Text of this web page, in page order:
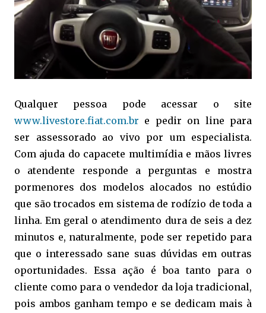
Qualquer pessoa pode acessar o site
www.livestore.fiat.com.br e pedir on line para
ser assessorado ao vivo por um especialista.
Com ajuda do capacete multimídia e mãos livres
o atendente responde a perguntas e mostra
pormenores dos modelos alocados no estúdio
que são trocados em sistema de rodízio de toda a
linha. Em geral o atendimento dura de seis a dez
minutos e, naturalmente, pode ser repetido para
que o interessado sane suas dúvidas em outras
oportunidades. Essa ação é boa tanto para o
cliente como para o vendedor da loja tradicional,
pois ambos ganham tempo e se dedicam mais à